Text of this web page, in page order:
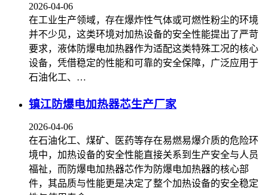
2026-04-06
在工业生产领域，存在爆炸性气体或可燃性粉尘的环境
并不少见，这类环境对加热设备的安全性能提出了严苛
要求，液体防爆电加热器作为适配这类特殊工况的核心
设备，凭借稳定的性能和可靠的安全保障，广泛应用于
石油化工、…
镇江防爆电加热器芯生产厂家
2026-04-06
在石油化工、煤矿、医药等存在易燃易爆介质的危险环
境中，加热设备的安全性能直接关系到生产安全与人员
福祉，而防爆电加热器芯作为防爆电加热器的核心部
件，其品质与性能更是决定了整个加热设备的安全稳定